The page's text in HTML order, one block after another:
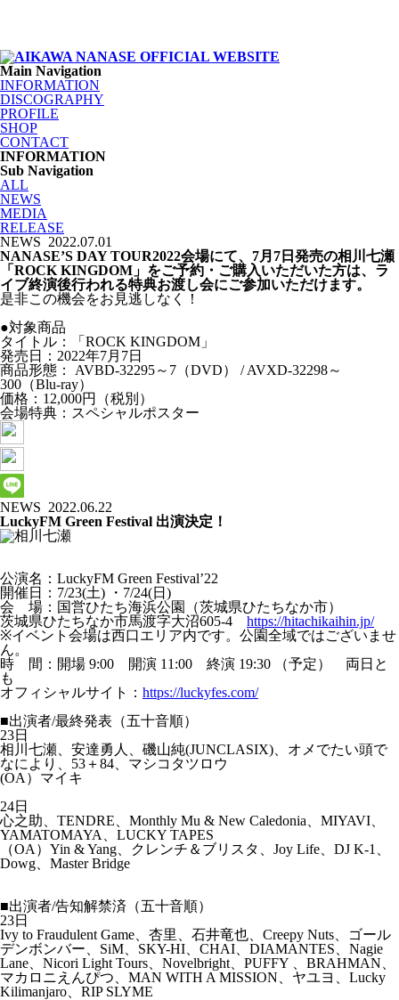
Main Navigation
INFORMATION
DISCOGRAPHY
PROFILE
SHOP
CONTACT
INFORMATION
Sub Navigation
ALL
NEWS
MEDIA
RELEASE
NEWS 2022.07.01
NANASE’S DAY TOUR2022会場にて、7月7日発売の相川七瀬
「ROCK KINGDOM」をご予約・ご購入いただいた方は、ラ
イブ終演後行われる特典お渡し会にご参加いただけます。
是非この機会をお見逃しなく！
●対象商品
タイトル：「ROCK KINGDOM」
発売日：2022年7月7日
商品形態： AVBD-32295～7（DVD） / AVXD-32298～
300（Blu-ray）
価格：12,000円（税別）
会場特典：スペシャルポスター
NEWS 2022.06.22
LuckyFM Green Festival 出演決定！
公演名：LuckyFM Green Festival’22
開催日：7/23(土) ・7/24(日)
会 場：国営ひたち海浜公園（茨城県ひたちなか市）
茨城県ひたちなか市馬渡字大沼605-4 https://hitachikaihin.jp/
※イベント会場は西口エリア内です。公園全域ではございませ
ん。
時 間：開場 9:00 開演 11:00 終演 19:30 （予定） 両日と
も
オフィシャルサイト： https://luckyfes.com/
■出演者/最終発表（五十音順）
23日
相川七瀬、安達勇人、磯山純(JUNCLASIX)、オメでたい頭で
なにより、53＋84、マシコタツロウ
(OA）マイキ
24日
心之助、TENDRE、Monthly Mu & New Caledonia、MIYAVI、
YAMATOMAYA、LUCKY TAPES
（OA）Yin & Yang、クレンチ＆ブリスタ、Joy Life、DJ K-1、
Dowg、Master Bridge
■出演者/告知解禁済（五十音順）
23日
Ivy to Fraudulent Game、杏里、石井竜也、Creepy Nuts、ゴール
デンボンバー、SiM、SKY-HI、CHAI、DIAMANTES、Nagie
Lane、Nicori Light Tours、Novelbright、PUFFY 、BRAHMAN、
マカロニえんぴつ、MAN WITH A MISSION、ヤユヨ、Lucky
Kilimanjaro、RIP SLYME